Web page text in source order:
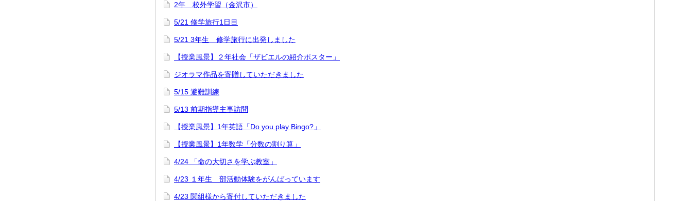
2年 校外学習（金沢市）
5/21 修学旅行1日目
5/21 3年生 修学旅行に出発しました
【授業風景】２年社会「ザビエルの紹介ポスター」
ジオラマ作品を寄贈していただきました
5/15 避難訓練
5/13 前期指導主事訪問
【授業風景】1年英語「Do you play Bingo?」
【授業風景】1年数学「分数の割り算」
4/24 「命の大切さを学ぶ教室」
4/23 １年生 部活動体験をがんばっています
4/23 関組様から寄付していただきました